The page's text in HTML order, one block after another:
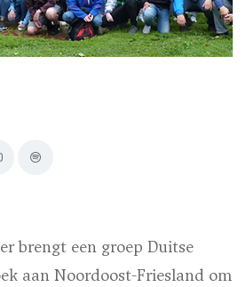
brengt een groep Duitse
aan Noordoost-Friesland om